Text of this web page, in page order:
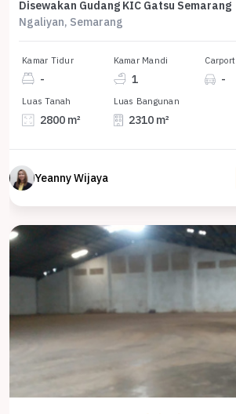
Disewakan Gudang KIC Gatsu Semarang
Ngaliyan, Semarang
Kamar Tidur
-
Kamar Mandi
1
Carport
-
Luas Tanah
2800 m²
Luas Bangunan
2310 m²
Yeanny Wijaya